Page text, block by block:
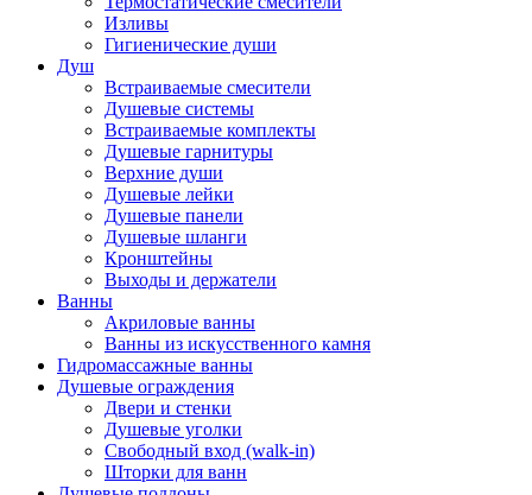
Изливы
Гигиенические души
Душ
Встраиваемые смесители
Душевые системы
Встраиваемые комплекты
Душевые гарнитуры
Верхние души
Душевые лейки
Душевые панели
Душевые шланги
Кронштейны
Выходы и держатели
Ванны
Акриловые ванны
Ванны из искусственного камня
Гидромассажные ванны
Душевые ограждения
Двери и стенки
Душевые уголки
Свободный вход (walk-in)
Шторки для ванн